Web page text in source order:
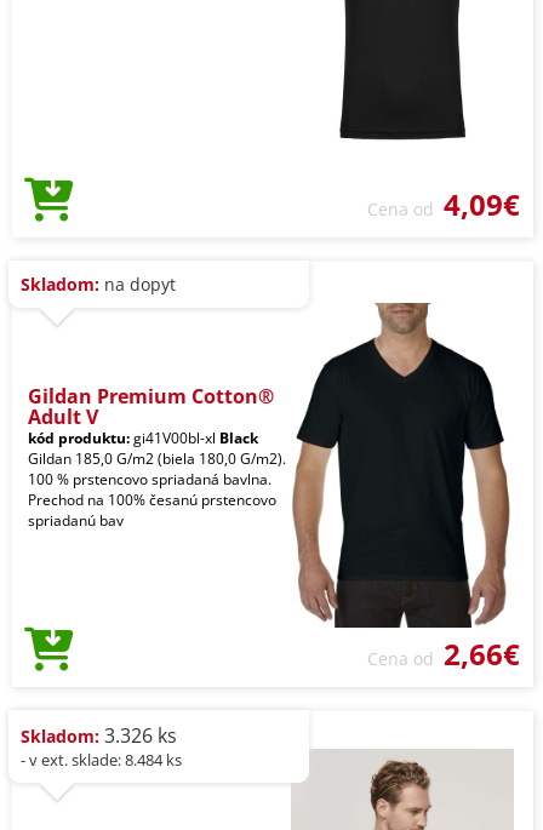
Cena od 4,09€
Skladom: na dopyt
Gildan Premium Cotton®
Adult V
kód produktu:gi41V00bl-xl Black
Gildan 185,0 G/m2 (biela 180,0 G/m2).
100 % prstencovo spriadaná bavlna.
Prechod na 100% česanú prstencovo
spriadanú bav
Cena od 2,66€
Skladom: 3.326 ks
- v ext. sklade: 8.484 ks